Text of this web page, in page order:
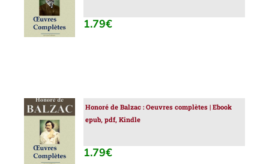
PANIER
/
DÉTAILS
1.79€
AJOUTER
AU
PANIER
/
DÉTAILS
Honoré de Balzac : Oeuvres complètes | Ebook
epub, pdf, Kindle
1.79€